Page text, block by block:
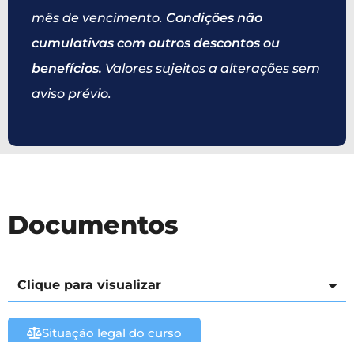
mês de vencimento. Condições não
cumulativas com outros descontos ou
benefícios. Valores sujeitos a alterações sem
aviso prévio.
Documentos
Clique para visualizar
Situação legal do curso